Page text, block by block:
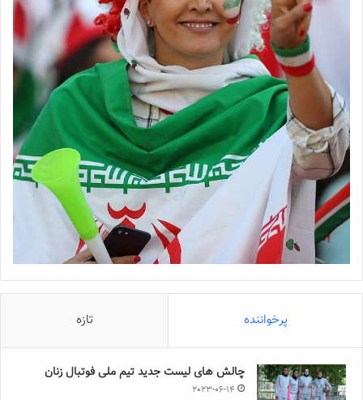
پرخواننده تازه
چالش هاى ليست جدید تيم ملى فوتبال زنان
2023-06-14